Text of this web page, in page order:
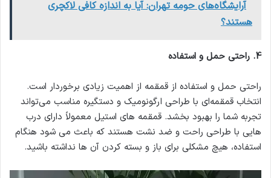
آرایشگاه‌های حومه تهران: آیا به اندازه کافی لاکچری
هستند؟
4. راحتی حمل و استفاده
راحتی حمل و استفاده از قمقمه از اهمیت زیادی برخوردار است.
انتخاب قمقمه‌ای با طراحی ارگونومیک و دستگیره مناسب می‌تواند
تجربه شما را بهبود بخشد. قمقمه های استیل معمولاً دارای درب
هایی با طراحی راحت و ضد نشت هستند که باعث می شود هنگام
استفاده، هیچ مشکلی برای باز و بسته کردن آن ها نداشته باشید.